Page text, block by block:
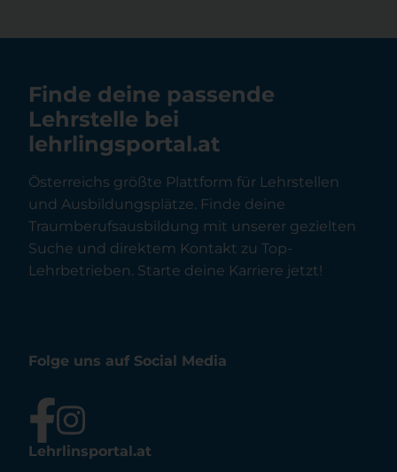
Finde deine passende
Lehrstelle bei
lehrlingsportal.at
Österreichs größte Plattform für Lehrstellen
und Ausbildungsplätze. Finde deine
Traumberufsausbildung mit unserer gezielten
Suche und direktem Kontakt zu Top-
Lehrbetrieben. Starte deine Karriere jetzt!
Folge uns auf Social Media
Lehrlinsportal.at